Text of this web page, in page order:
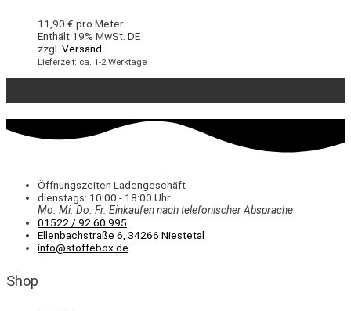
11,90 € pro Meter
Enthält 19% MwSt. DE
zzgl. Versand
Lieferzeit: ca. 1-2 Werktage
Öffnungszeiten Ladengeschäft
dienstags: 10:00 - 18:00 Uhr
Mo. Mi. Do. Fr. Einkaufennach telefonischer Absprache
01522 / 92 60 995
Ellenbachstraße 6, 34266 Niestetal
info@stoffebox.de
Shop